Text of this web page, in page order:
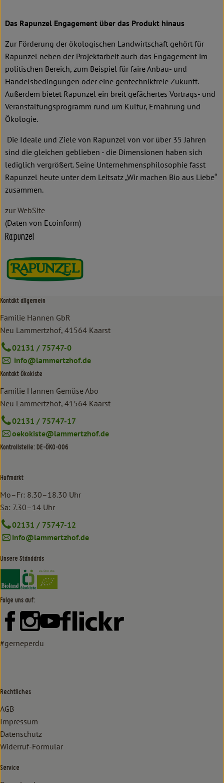
Das Rapunzel Engagement über das Produkt hinaus
Zur Förderung der ökologischen Landwirtschaft gehört für
Rapunzel neben der Projektarbeit auch das Engagement im
politischen Bereich, zum Beispiel für faire Anbau- und
Handelsbedingungen oder eine gentechnikfreie Zukunft.
Außerdem bietet Rapunzel ein breit gefächertes Vortrags- und
Veranstaltungsprogramm rund um Kultur, Ernährung und
Ökologie.
Die Ideale und Ziele von Rapunzel von vor über 35 Jahren
sind die gleichen geblieben - die Dimensionen haben sich
lediglich vergrößert. Seine Unternehmensphilosophie fasst
Rapunzel heute unter dem Leitsatz „Wir machen Bio aus Liebe“
zusammen.
zur WebSite
(Daten von Ecoinform)
Rapunzel
Kontakt allgemein
Familie Hannen GbR
Neu Lammertzhof, 41564 Kaarst
02131 / 75747-0
info@lammertzhof.de
Kontakt Ökokiste
Familie Hannen Gemüse Abo
Neu Lammertzhof, 41564 Kaarst
02131 / 75747-17
oekokiste@lammertzhof.de
Kontrollstelle: DE-ÖKO-006
Hofmarkt
Mo–Fr: 8.30–18.30 Uhr
Sa: 7.30–14 Uhr
02131 / 75747-12
info@lammertzhof.de
Unsere Standards
Externer Link zu https://www.bioland.de/verbraucher
Externer Link zu https://www.oekokiste.de/
Folge uns auf:
Externer Link zu https://www.facebook.com/lammertzhof/
Externer Link zu https://www.instagram.com/
Externer Link zu https://www.youtube.com/
Externer Link zu https://
#gerneperdu
Rechtliches
AGB
Impressum
Datenschutz
Widerruf-Formular
Service